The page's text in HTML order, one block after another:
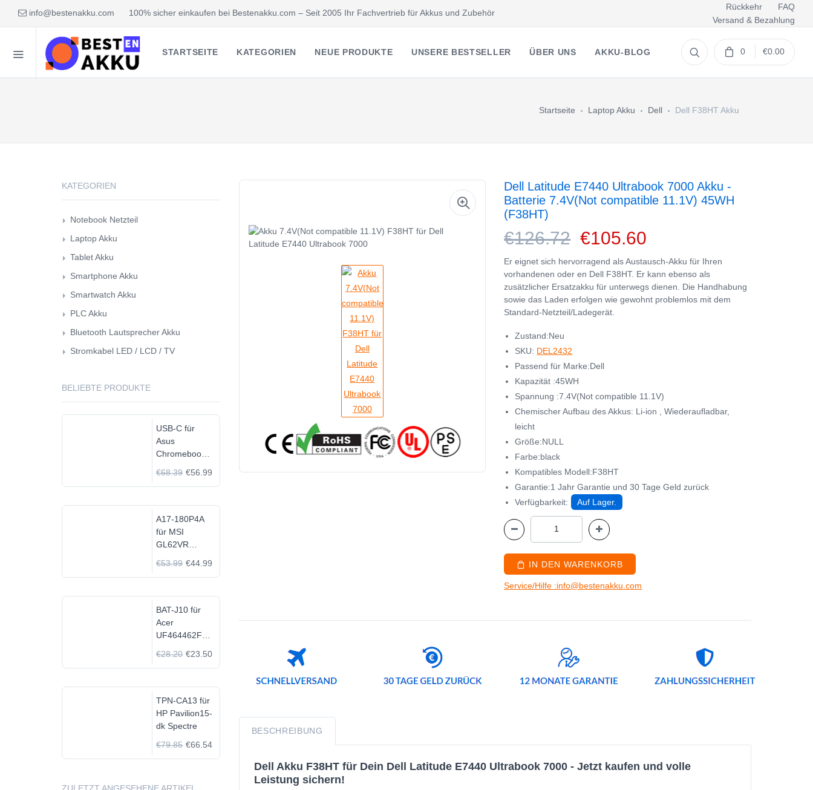
info@bestenakku.com 100% sicher einkaufen bei Bestenakku.com – Seit 2005 Ihr Fachvertrieb für Akkus und Zubehör
Rückkehr
FAQ
Versand & Bezahlung
STARTSEITE KATEGORIEN NEUE PRODUKTE UNSERE BESTSELLER ÜBER UNS AKKU-BLOG 0 €0.00
Startseite Laptop Akku Dell Dell F38HT Akku
Dell Latitude E7440 Ultrabook 7000 Akku -
Batterie 7.4V(Not compatible 11.1V) 45WH
(F38HT)
€126.72€105.60
Er eignet sich hervorragend als Austausch-Akku für Ihren
vorhandenen oder en Dell F38HT. Er kann ebenso als
zusätzlicher Ersatzakku für unterwegs dienen. Die Handhabung
sowie das Laden erfolgen wie gewohnt problemlos mit dem
Standard-Netzteil/Ladegerät.
Zustand:Neu
SKU: DEL2432
Passend für Marke:Dell
Kapazität :45WH
Spannung :7.4V(Not compatible 11.1V)
Chemischer Aufbau des Akkus: Li-ion , Wiederaufladbar,
leicht
Größe:NULL
Farbe:black
Kompatibles Modell:F38HT
Garantie:1 Jahr Garantie und 30 Tage Geld zurück
Verfügbarkeit:
Auf Lager.
IN DEN WARENKORB
Service/Hilfe :info@bestenakku.com
BESCHREIBUNG
Dell Akku F38HT für Dein Dell Latitude E7440 Ultrabook 7000 - Jetzt kaufen und volle
Leistung sichern!
KATEGORIEN
Notebook Netzteil
Laptop Akku
Tablet Akku
Smartphone Akku
Smartwatch Akku
PLC Akku
Bluetooth Lautsprecher Akku
Stromkabel LED / LCD / TV
BELIEBTE PRODUKTE
USB-C für
Asus
Chromebook
€68.39 €56.99
A17-180P4A
für MSI
GL62VR
€53.99 €44.99
BAT-J10 für
Acer
UF464462F
€28.20 €23.50
TPN-CA13 für
HP Pavilion15-
dk Spectre
€79.85 €66.54